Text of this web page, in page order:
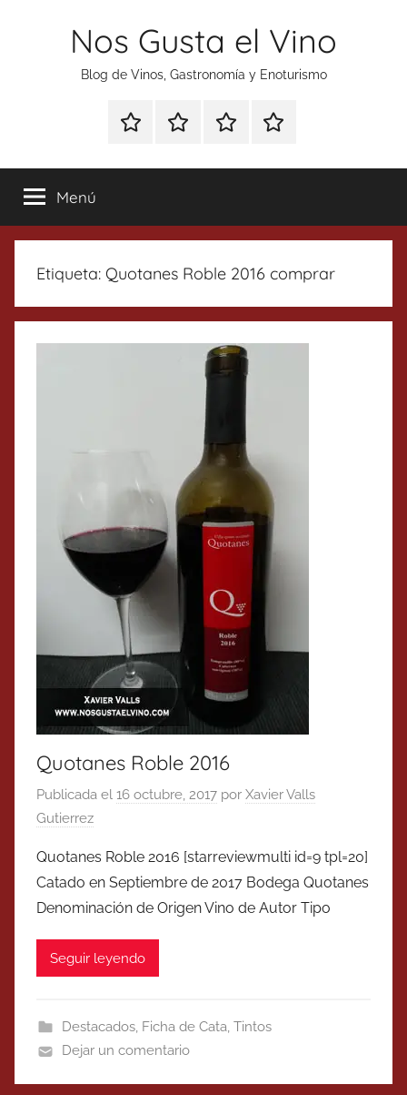
Nos Gusta el Vino
Blog de Vinos, Gastronomía y Enoturismo
Especial
Tonics
Enoturismo
Gastronomía
RankingContacto
Menú
Etiqueta: Quotanes Roble 2016 comprar
Quotanes Roble 2016
Publicada el 16 octubre, 2017 por Xavier Valls
Gutierrez
Quotanes Roble 2016 [starreviewmulti id=9 tpl=20]
Catado en Septiembre de 2017 Bodega Quotanes
Denominación de Origen Vino de Autor Tipo
Seguir leyendo
Destacados, Ficha de Cata, Tintos
Dejar un comentario